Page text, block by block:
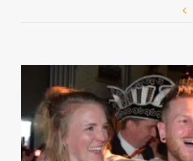
grotere
afbeelding